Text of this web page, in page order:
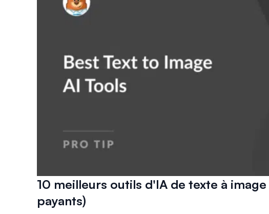
10 meilleurs outils d'IA de texte à
payants)